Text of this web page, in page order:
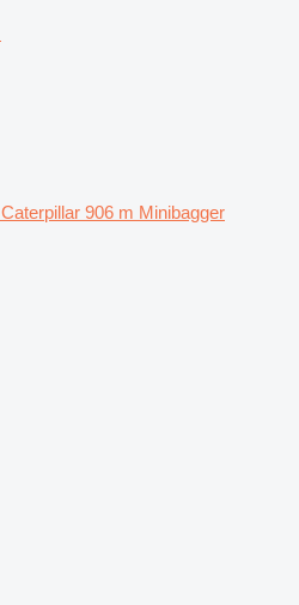
Caterpillar 906 m Minibagger